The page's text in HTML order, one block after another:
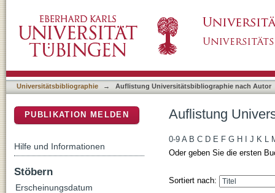
Universitätsbibliographie → Auflistung Universitätsbibliographie nach Autor
Auflistung
0-9 A B C D E F G H J K L
Oder geben Sie die ersten
Sortiert nach:
PUBLIKATION MELDEN
Hilfe und Informationen
Stöbern
Erscheinungsdatum